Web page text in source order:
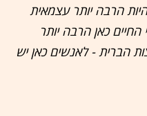
הרבה יותר עצמאית
כאן הרבה יותר
הברית - לאנשים כאן יש